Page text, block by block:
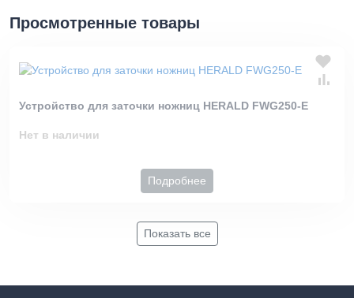
Просмотренные товары
Устройство для заточки ножниц HERALD FWG250-E
Нет в наличии
Подробнее
Показать все